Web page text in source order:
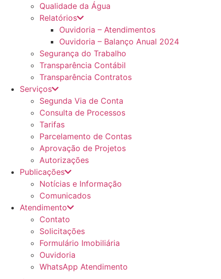
Qualidade da Água
Relatórios
Ouvidoria – Atendimentos
Ouvidoria – Balanço Anual 2024
Segurança do Trabalho
Transparência Contábil
Transparência Contratos
Serviços
Segunda Via de Conta
Consulta de Processos
Tarifas
Parcelamento de Contas
Aprovação de Projetos
Autorizações
Publicações
Notícias e Informação
Comunicados
Atendimento
Contato
Solicitações
Formulário Imobiliária
Ouvidoria
WhatsApp Atendimento